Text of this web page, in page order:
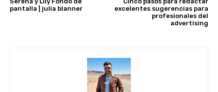
pantalla | julia blanner
excelentes sugerencias para
profesionales del
advertising